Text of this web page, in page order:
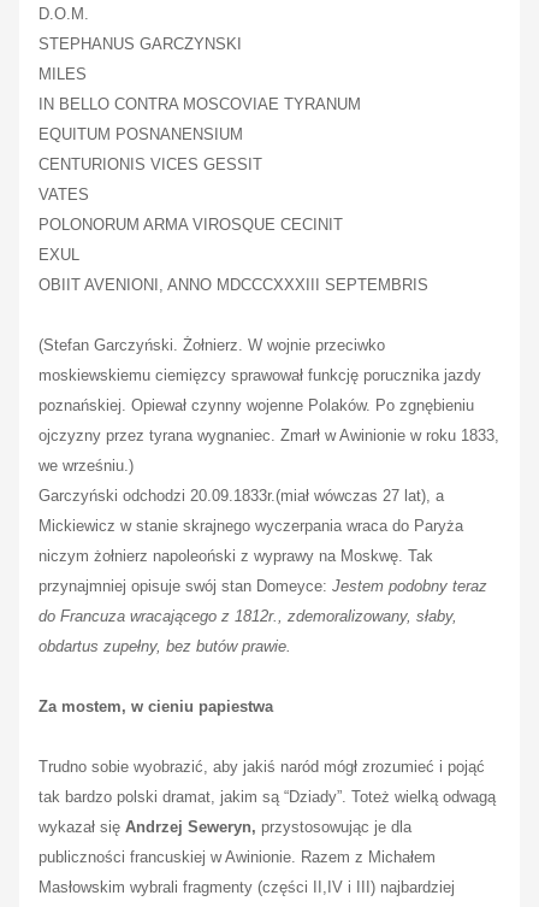
D.O.M.
STEPHANUS GARCZYNSKI
MILES
IN BELLO CONTRA MOSCOVIAE TYRANUM
EQUITUM POSNANENSIUM
CENTURIONIS VICES GESSIT
VATES
POLONORUM ARMA VIROSQUE CECINIT
EXUL
OBIIT AVENIONI, ANNO MDCCCXXXIII SEPTEMBRIS
(Stefan Garczyński. Żołnierz. W wojnie przeciwko
moskiewskiemu ciemięzcy sprawował funkcję porucznika jazdy
poznańskiej. Opiewał czynny wojenne Polaków. Po zgnębieniu
ojczyzny przez tyrana wygnaniec. Zmarł w Awinionie w roku 1833,
we wrześniu.)
Garczyński odchodzi 20.09.1833r.(miał wówczas 27 lat), a
Mickiewicz w stanie skrajnego wyczerpania wraca do Paryża
niczym żołnierz napoleoński z wyprawy na Moskwę. Tak
przynajmniej opisuje swój stan Domeyce: Jestem podobny teraz
do Francuza wracającego z 1812r., zdemoralizowany, słaby,
obdartus zupełny, bez butów prawie.
Za mostem, w cieniu papiestwa
Trudno sobie wyobrazić, aby jakiś naród mógł zrozumieć i pojąć
tak bardzo polski dramat, jakim są “Dziady”. Toteż wielką odwagą
wykazał się Andrzej Seweryn, przystosowując je dla
publiczności francuskiej w Awinionie. Razem z Michałem
Masłowskim wybrali fragmenty (części II,IV i III) najbardziej